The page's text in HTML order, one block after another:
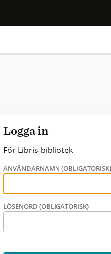
Logga in
För Libris-bibliotek
ANVÄNDARNAMN (OBLIGATORISK)
LÖSENORD (OBLIGATORISK)